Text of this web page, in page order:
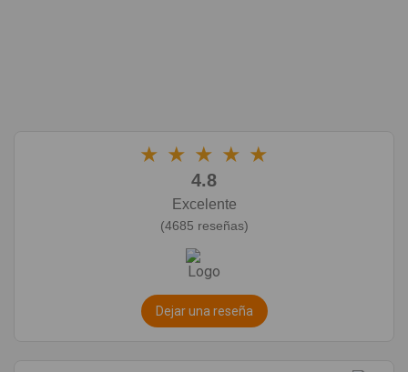
★ ★ ★ ★ ★
4.8
Excelente
(4685 reseñas)
Dejar una reseña